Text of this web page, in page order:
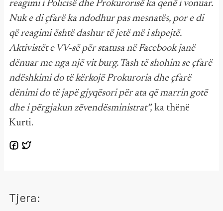
reagimi i Policisë dhe Prokurorisë ka qenë i vonuar.
Nuk e di çfarë ka ndodhur pas mesnatës, por e di
që reagimi është dashur të jetë më i shpejtë.
Aktivistët e VV-së për statusa në Facebook janë
dënuar me nga një vit burg. Tash të shohim se çfarë
ndëshkimi do të kërkojë Prokuroria dhe çfarë
dënimi do të japë gjyqësori për ata që marrin gotë
dhe i përgjakun zëvendësministrat”, ka thënë
Kurti.
Tjera: